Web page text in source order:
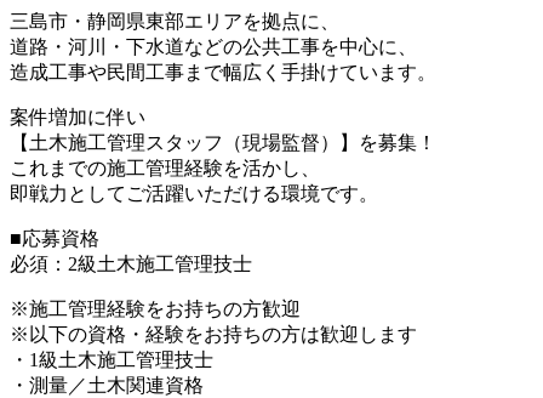
三島市・静岡県東部エリアを拠点に、
道路・河川・下水道などの公共工事を中心に、
造成工事や民間工事まで幅広く手掛けています。
案件増加に伴い
【土木施工管理スタッフ（現場監督）】を募集！
これまでの施工管理経験を活かし、
即戦力としてご活躍いただける環境です。
■応募資格
必須：2級土木施工管理技士
※施工管理経験をお持ちの方歓迎
※以下の資格・経験をお持ちの方は歓迎します
・1級土木施工管理技士
・測量／土木関連資格